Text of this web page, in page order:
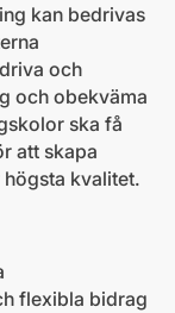
kan bedrivas
och
och obekväma
ska få
att skapa
kvalitet.
flexibla bidrag